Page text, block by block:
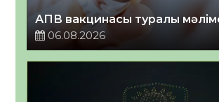
АПВ вакцинасы туралы
06.08.2026